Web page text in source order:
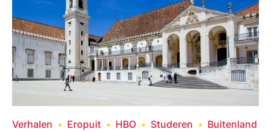
Verhalen Eropuit HBO Studeren Buitenland